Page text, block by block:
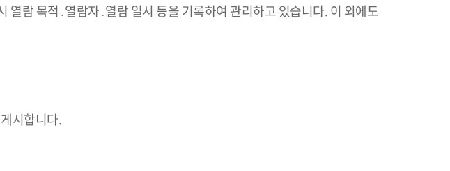
람 목적․열람자․열람 일시 등을 기록하여 관리하고 있습니다. 이 외에도
시합니다.